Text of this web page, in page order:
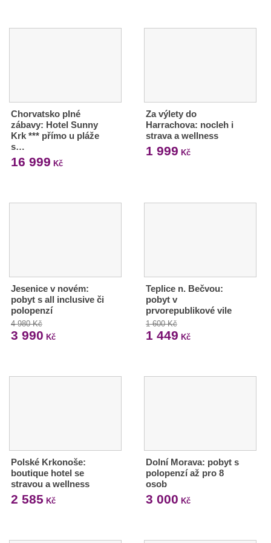
Chorvatsko plné
zábavy: Hotel Sunny
Krk *** přímo u pláže
s…
16 999 Kč
Za výlety do
Harrachova: nocleh i
strava a wellness
1 999 Kč
Jesenice v novém:
pobyt s all inclusive či
polopenzí
4 980 Kč
3 990 Kč
Teplice n. Bečvou:
pobyt v
prvorepublikové vile
1 600 Kč
1 449 Kč
Polské Krkonoše:
boutique hotel se
stravou a wellness
2 585 Kč
Dolní Morava: pobyt s
polopenzí až pro 8
osob
3 000 Kč